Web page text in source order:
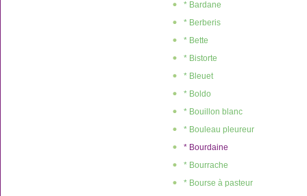
* Bardane
* Berberis
* Bette
* Bistorte
* Bleuet
* Boldo
* Bouillon blanc
* Bouleau pleureur
* Bourdaine
* Bourrache
* Bourse à pasteur